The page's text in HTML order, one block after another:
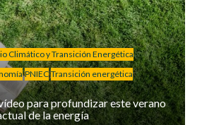
Climático y Transición Energética
PNIEC Transición energética
para profundizar este verano
de la energía